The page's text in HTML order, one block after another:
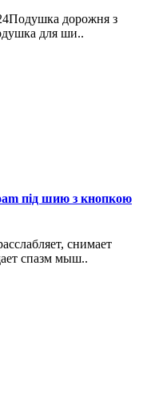
дорожня з
для ши..
під шию з кнопкою
снимает
спазм мыш..